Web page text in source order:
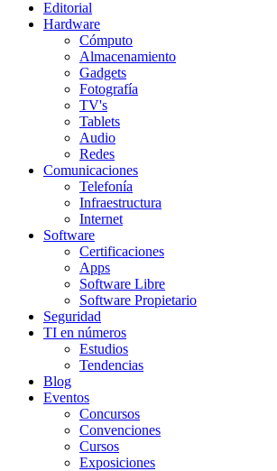
Editorial
Hardware
Cómputo
Almacenamiento
Gadgets
Fotografía
TV's
Tablets
Audio
Redes
Comunicaciones
Telefonía
Infraestructura
Internet
Software
Certificaciones
Apps
Software Libre
Software Propietario
Seguridad
TI en números
Estudios
Tendencias
Blog
Eventos
Concursos
Convenciones
Cursos
Exposiciones